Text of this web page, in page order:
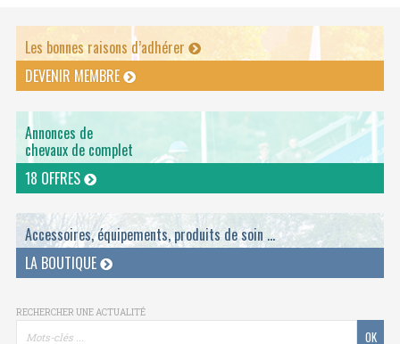
Les bonnes raisons d’adhérer
DEVENIR MEMBRE
Annonces de
chevaux de complet
18 OFFRES
Accessoires, équipements, produits de soin ...
LA BOUTIQUE
RECHERCHER UNE ACTUALITÉ